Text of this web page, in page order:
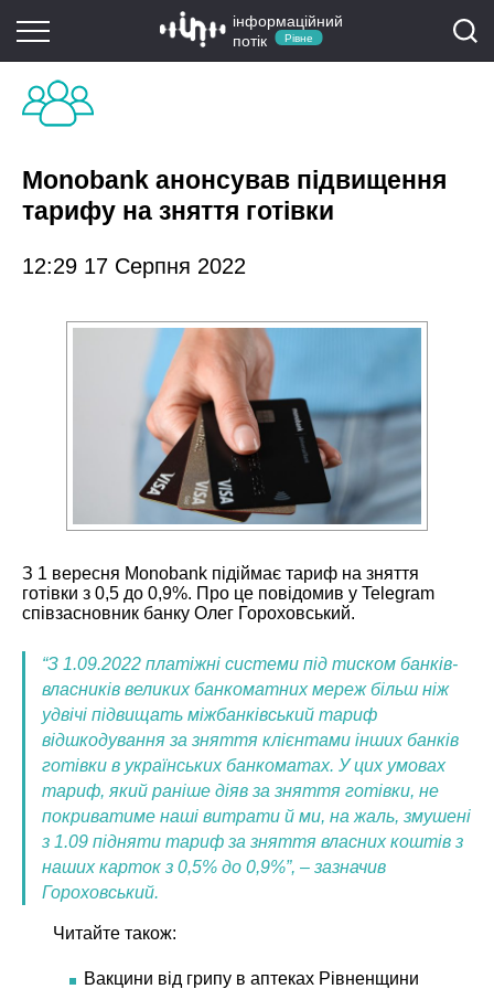
інформаційний
потік
Рівне
Monobank анонсував підвищення
тарифу на зняття готівки
12:29 17 Серпня 2022
З 1 вересня Monobank підіймає тариф на зняття
готівки з 0,5 до 0,9%. Про це повідомив у Telegram
співзасновник банку Олег Гороховський.
“З 1.09.2022 платіжні системи під тиском банків-
власників великих банкоматних мереж більш ніж
удвічі підвищать міжбанківський тариф
відшкодування за зняття клієнтами інших банків
готівки в українських банкоматах. У цих умовах
тариф, який раніше діяв за зняття готівки, не
покриватиме наші витрати й ми, на жаль, змушені
з 1.09 підняти тариф за зняття власних коштів з
наших карток з 0,5% до 0,9%”, – зазначив
Гороховський.
Читайте також:
Вакцини від грипу в аптеках Рівненщини